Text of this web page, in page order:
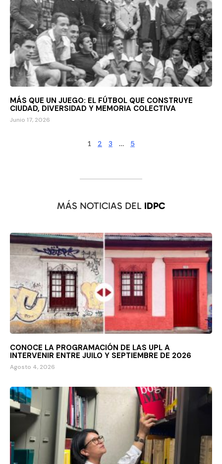
MÁS QUE UN JUEGO: EL FÚTBOL QUE CONSTRUYE
CIUDAD, DIVERSIDAD Y MEMORIA COLECTIVA
Junio 17, 2026
1 2 3 … 5
MÁS NOTICIAS DEL IDPC
CONOCE LA PROGRAMACIÓN DE LAS UPL A
INTERVENIR ENTRE JUILO Y SEPTIEMBRE DE 2026
Agosto 4, 2026